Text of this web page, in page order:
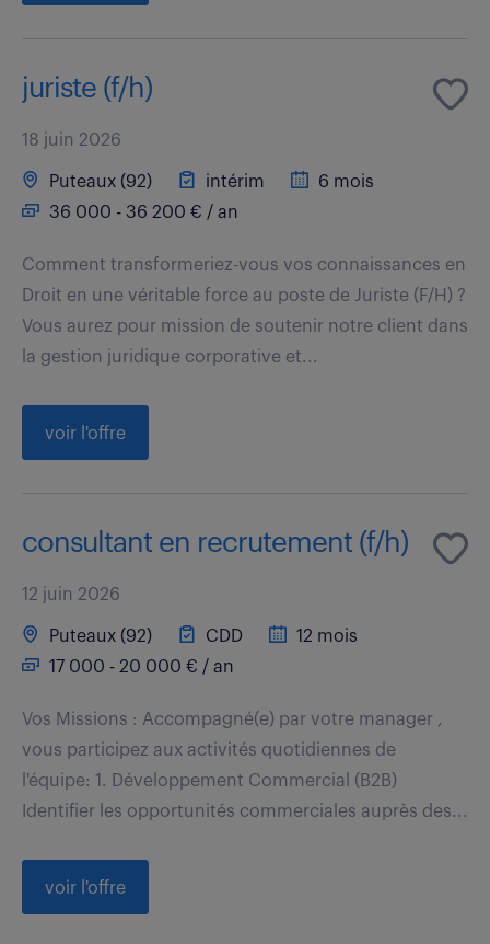
juriste (f/h)
18 juin 2026
Puteaux (92) intérim
6 mois
36 000 - 36 200 € / an
Comment transformeriez-vous vos connaissances en
Droit en une véritable force au poste de Juriste (F/H) ?
Vous aurez pour mission de soutenir notre client dans
la gestion juridique corporative et...
voir l'offre
consultant en recrutement (f/h)
12 juin 2026
Puteaux (92) CDD
12 mois
17 000 - 20 000 € / an
Vos Missions : Accompagné(e) par votre manager ,
vous participez aux activités quotidiennes de
l'équipe: 1. Développement Commercial (B2B)
Identifier les opportunités commerciales auprès des...
voir l'offre